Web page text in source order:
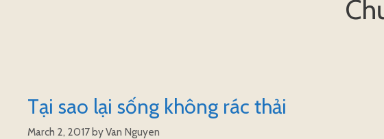
Tại sao lại sống không rác thải
March 2, 2017byVan Nguyen